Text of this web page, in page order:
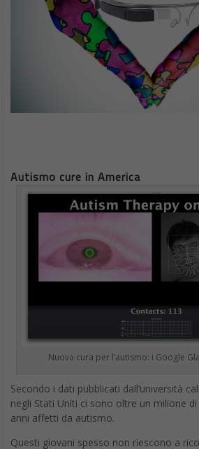
Autismo cure in America
Nuova cura per l’autismo: i Google
Secondo i dati pubblicati dall’università
negli Stati Uniti ci sono oltre un milione
anni affetti da autismo.
Questi giovani spesso non riescono a